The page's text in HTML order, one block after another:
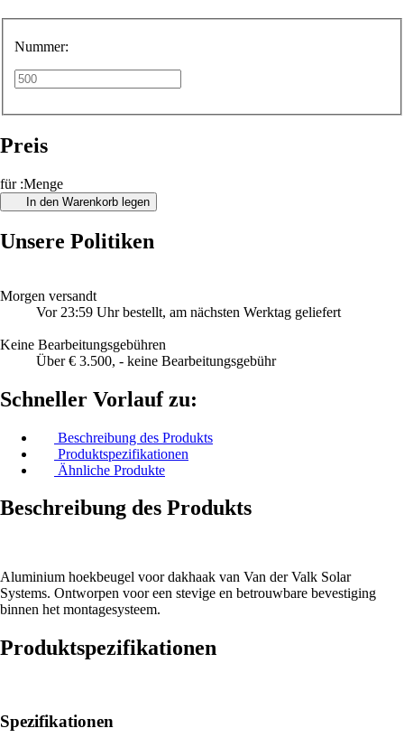
Nummer:
Preis
für :Menge
In den Warenkorb legen
Unsere Politiken
Morgen versandt
Vor 23:59 Uhr bestellt, am nächsten Werktag geliefert
Keine Bearbeitungsgebühren
Über € 3.500, - keine Bearbeitungsgebühr
Schneller Vorlauf zu:
Beschreibung des Produkts
Produktspezifikationen
Ähnliche Produkte
Beschreibung des Produkts
Aluminium hoekbeugel voor dakhaak van Van der Valk Solar
Systems. Ontworpen voor een stevige en betrouwbare bevestiging
binnen het montagesysteem.
Produktspezifikationen
Spezifikationen